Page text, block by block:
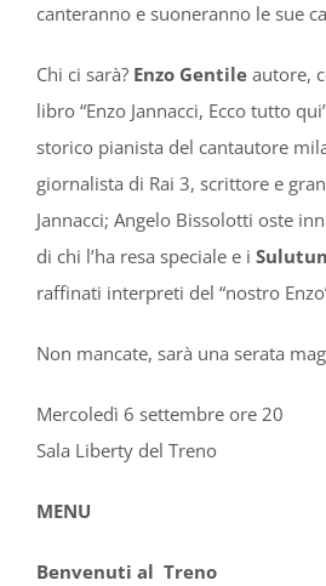
canteranno e suoneranno le sue
Chi ci sarà? Enzo Gentileautore,
libro “Enzo Jannacci, Ecco tutto
storico pianista del cantautore
giornalista di Rai 3, scrittore e
Jannacci; Angelo Bissolotti oste
di chi l’ha resa speciale e i
raffinati interpreti del “nostro
Non mancate, sarà una serata
Mercoledì 6 settembre ore 20
Sala Liberty del Treno
MENU
Benvenuti al Treno